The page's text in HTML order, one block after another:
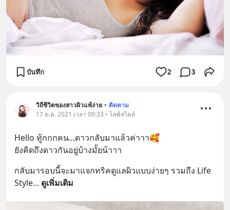
บันทึก 2 3
วิถีชีวิตของสาวผิวแพ้ง่าย • ติดตาม
17 ต.ค. 2021 เวลา 09:33 • ไลฟ์สไตล์
Hello ทู้กกกคน...ดาวกลับมาแล้วค่าาา🥰
ยังคิดถึงดาวกันอยู่บ้างมั้ยน้าาา
กลับมารอบนี้จะมาแจกทริคดูแลผิวแบบง่ายๆ รวมถึง Life
Style... ดูเพิ่มเติม